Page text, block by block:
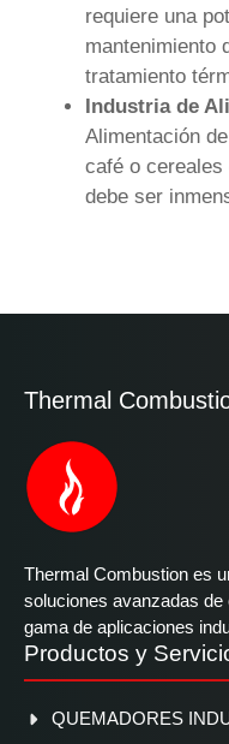
requiere una
mantenimiento
tratamiento
Industria de
Alimentación
café o cereales
debe ser
Thermal
Thermal Combustion es
soluciones avanzadas
gama de aplicaciones
Productos y
QUEMADORES